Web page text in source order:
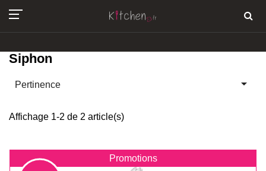
Siphon
Pertinence 
Affichage 1-2 de 2 article(s)
Promotions